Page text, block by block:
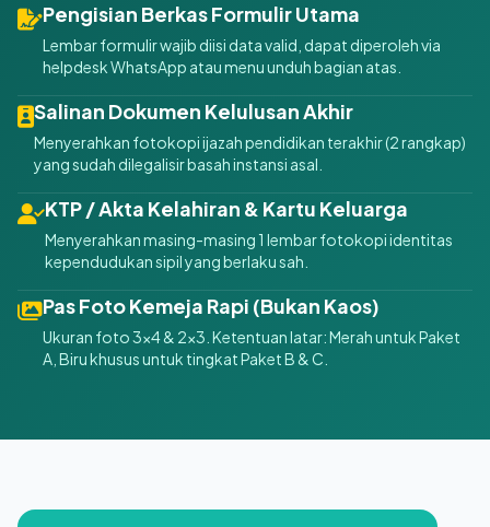
Pengisian Berkas Formulir Utama
Lembar formulir wajib diisi data valid, dapat diperoleh via
helpdesk WhatsApp atau menu unduh bagian atas.
Salinan Dokumen Kelulusan Akhir
Menyerahkan fotokopi ijazah pendidikan terakhir (2 rangkap)
yang sudah dilegalisir basah instansi asal.
KTP / Akta Kelahiran & Kartu Keluarga
Menyerahkan masing-masing 1 lembar fotokopi identitas
kependudukan sipil yang berlaku sah.
Pas Foto Kemeja Rapi (Bukan Kaos)
Ukuran foto 3x4 & 2x3. Ketentuan latar: Merah untuk Paket
A, Biru khusus untuk tingkat Paket B & C.